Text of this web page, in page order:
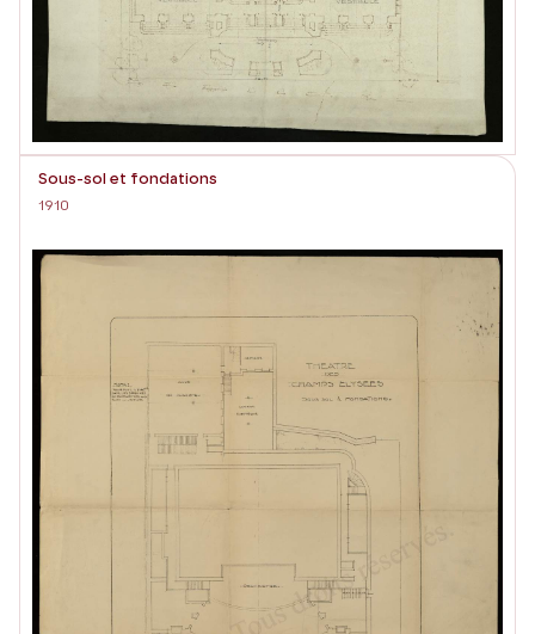
Sous-sol et fondations
1910